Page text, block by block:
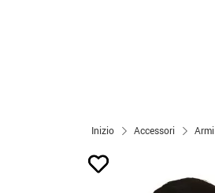
Inizio Accessori Armi